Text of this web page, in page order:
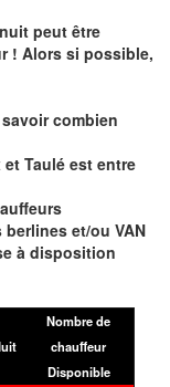
peut être
! Alors si possible,
combien
Taulé est entre
et/ou VAN
à disposition
Nombre de
chauffeur
Disponible